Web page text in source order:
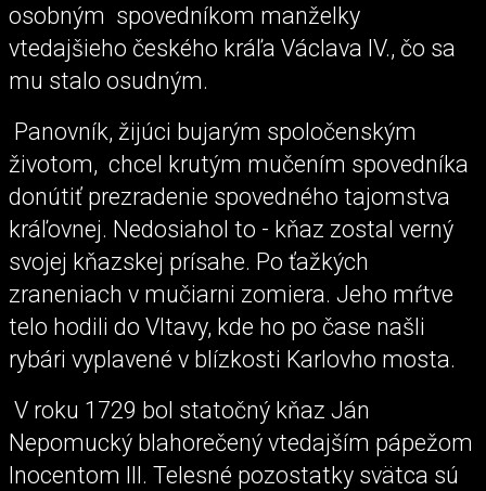
osobným spovedníkom manželky
vtedajšieho českého kráľa Václava IV., čo sa
mu stalo osudným.
Panovník, žijúci bujarým spoločenským
životom, chcel krutým mučením spovedníka
donútiť prezradenie spovedného tajomstva
kráľovnej. Nedosiahol to - kňaz zostal verný
svojej kňazskej prísahe. Po ťažkých
zraneniach v mučiarni zomiera. Jeho mŕtve
telo hodili do Vltavy, kde ho po čase našli
rybári vyplavené v blízkosti Karlovho mosta.
V roku 1729 bol statočný kňaz Ján
Nepomucký blahorečený vtedajším pápežom
Inocentom III. Telesné pozostatky svätca sú